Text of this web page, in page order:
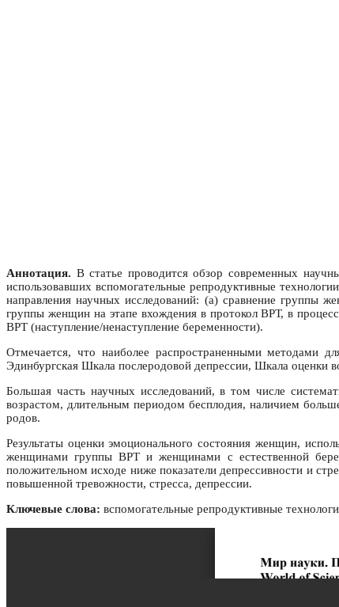
Аннотация. В статье проводится обзор современных
использовавших вспомогательные репродуктивные
направления научных исследований: (а) сравнение группы
группы женщин на этапе вхождения в протокол ВРТ, в
ВРТ (наступление/ненаступление беременности).
Отмечается, что наиболее распространенными методами
Эдинбургская Шкала послеродовой депрессии, Шкала оценки
Большая часть научных исследований, в том числе
возрастом, длительным периодом бесплодия, наличием
родов.
Результаты оценки эмоционального состояния женщин,
женщинами группы ВРТ и женщинами с естественной
положительном исходе ниже показатели депрессивности и
повышенной тревожности, стресса, депрессии.
Ключевые слова: вспомогательные репродуктивные